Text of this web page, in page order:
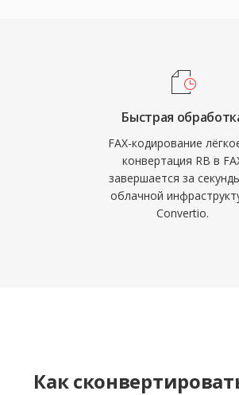
Быстрая
FAX-кодирование
конвертация RB в
завершается за
облачной
Convertio.
Как